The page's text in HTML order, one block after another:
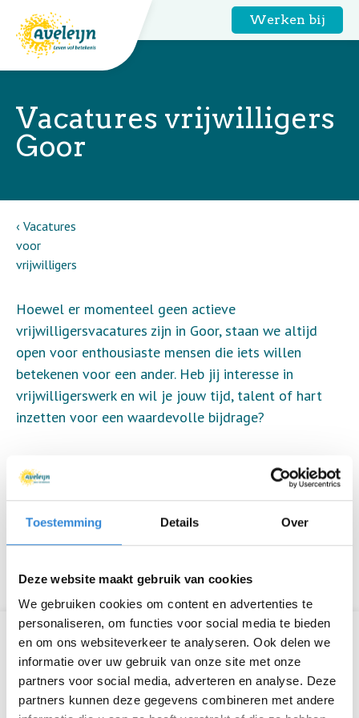
Toestemming Details Over
Deze website maakt gebruik van cookies
We gebruiken cookies om content en advertenties te
personaliseren, om functies voor social media te bieden
en om ons websiteverkeer te analyseren. Ook delen we
informatie over uw gebruik van onze site met onze
partners voor social media, adverteren en analyse. Deze
partners kunnen deze gegevens combineren met andere
Werken bij
Vacatures vrijwilligers
Goor
Vacatures
voor
vrijwilligers
Vrijwilliger worden bij Aveleijn
Vacatures voor vrijwilligers
Hoewel er momenteel geen actieve
vrijwilligersvacatures zijn in Goor, staan we altijd
open voor enthousiaste mensen die iets willen
betekenen voor een ander. Heb jij interesse in
vrijwilligerswerk en wil je jouw tijd, talent of hart
inzetten voor een waardevolle bijdrage?
die passen bij jouw wensen en beschikbaarheid.
Samen kijken we wat er mogelijk is!
📩 Neem gerust contact met ons op via